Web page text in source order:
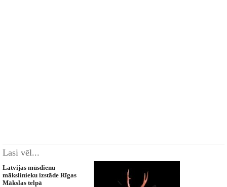
Lasi vēl...
Latvijas mūsdienu
mākslinieku izstāde Rīgas
Mākslas telpā